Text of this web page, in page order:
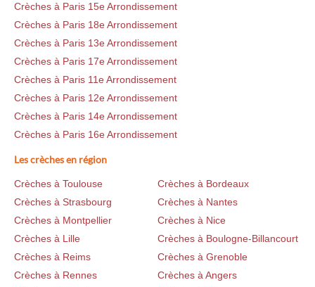
Crèches à Paris 15e Arrondissement
Crèches à Paris 18e Arrondissement
Crèches à Paris 13e Arrondissement
Crèches à Paris 17e Arrondissement
Crèches à Paris 11e Arrondissement
Crèches à Paris 12e Arrondissement
Crèches à Paris 14e Arrondissement
Crèches à Paris 16e Arrondissement
Les crèches en région
Crèches à Toulouse
Crèches à Bordeaux
Crèches à Strasbourg
Crèches à Nantes
Crèches à Montpellier
Crèches à Nice
Crèches à Lille
Crèches à Boulogne-Billancourt
Crèches à Reims
Crèches à Grenoble
Crèches à Rennes
Crèches à Angers